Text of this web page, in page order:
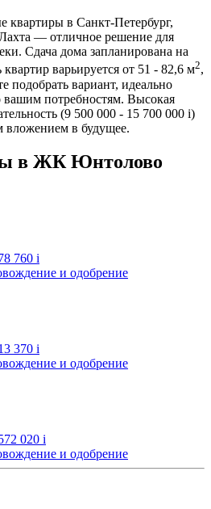
квартиры в Санкт-Петербург,
— отличное решение для
Сдача дома запланирована на
варьируется от 51 - 82,6 м2,
подобрать вариант, идеально
потребностям. Высокая
(9 500 000 - 15 700 000 i)
вложением в будущее.
в ЖК Юнтолово
760 i
и одобрение
370 i
и одобрение
020 i
и одобрение